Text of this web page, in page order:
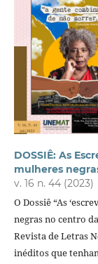
DOSSIÊ: As
mulheres
v. 16 n. 44 (2023)
O Dossiê “As
negras no centro
Revista de Letras
inéditos que